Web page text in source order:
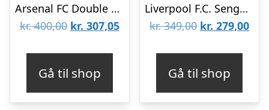
Arsenal FC Double Duvet Set ES (på lager)-one-size
kr.400,00 Den
var:
kr. 400,00.
kr. 307,05Den
kr. 307,05.
Gå til shop
Liverpool F.C. Sengetøj – 150 x 210 cm
kr.349,00 Den
var:
kr. 349,00.
kr. 279,00Den
kr.
Gå til shop